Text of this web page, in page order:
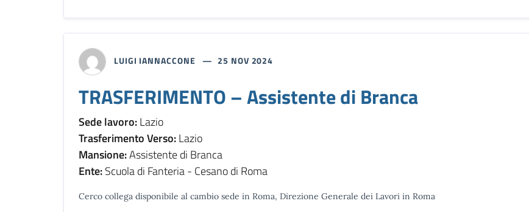
LUIGI IANNACCONE 25 NOV 2024
TRASFERIMENTO – Assistente di Branca
Sede lavoro:Lazio
Trasferimento Verso:Lazio
Mansione:Assistente di Branca
Ente:Scuola di Fanteria - Cesano di Roma
Cerco collega disponibile al cambio sede in Roma, Direzione Generale dei Lavori in Roma